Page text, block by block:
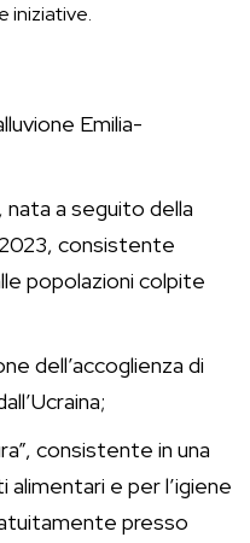
iniziative.
Emilia-
nata a seguito della
consistente
popolazioni colpite
dell’accoglienza di
consistente in una
e per l’igiene
presso